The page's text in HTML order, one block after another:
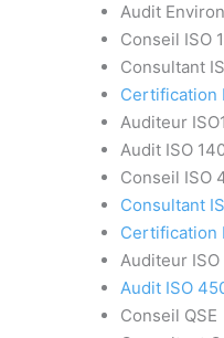
Audit
Conseil ISO
Consultant
Certification
Auditeur
Audit ISO
Conseil ISO
Consultant
Certification
Auditeur ISO
Audit ISO
Conseil QSE